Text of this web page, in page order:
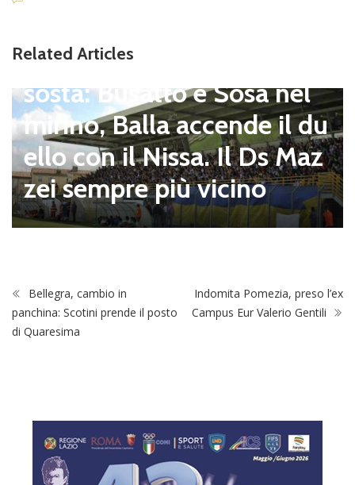
Related Articles
senza
Sosa nel
il du
Il Ds Maz
Dilettanti Serie D
Serie D,
ni del
027: Flaminia
tre 8 laziali nel
Bellegra, cambio in
panchina: Scotini prende il posto
Indomita Pomezia, preso l’ex